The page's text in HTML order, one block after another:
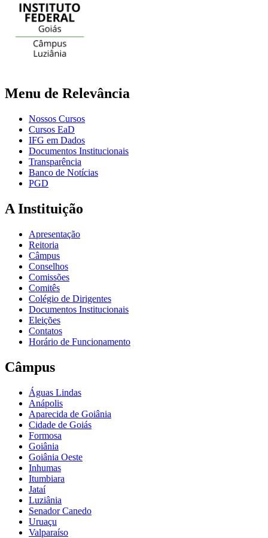
Menu de Relevância
Nossos Cursos
Cursos EaD
IFG em Dados
Documentos Institucionais
Transparência
Banco de Notícias
PGD
A Instituição
Apresentação
Reitoria
Câmpus
Conselhos
Comissões
Comitês
Colégio de Dirigentes
Documentos Institucionais
Eleições
Contatos
Horário de Funcionamento
Câmpus
Águas Lindas
Anápolis
Aparecida de Goiânia
Cidade de Goiás
Formosa
Goiânia
Goiânia Oeste
Inhumas
Itumbiara
Jataí
Luziânia
Senador Canedo
Uruaçu
Valparaíso